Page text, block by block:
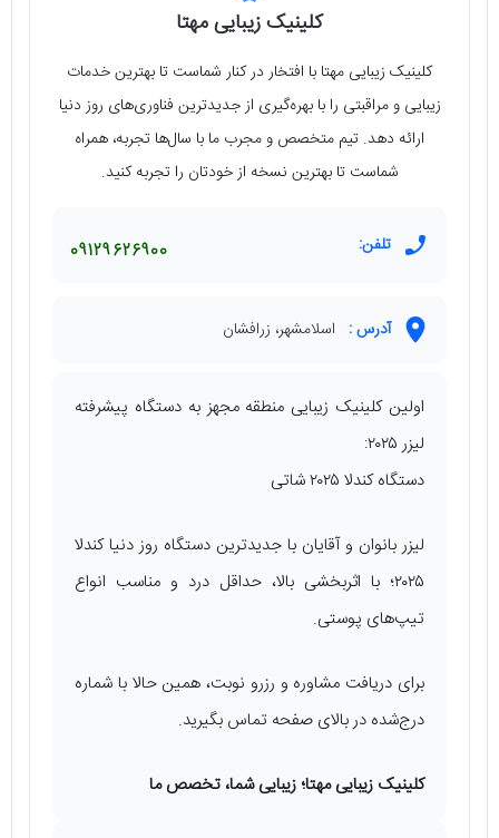
کلینیک زیبایی مهتا
کلینیک زیبایی مهتا با افتخار در کنار شماست تا بهترین خدمات
زیبایی و مراقبتی را با بهره‌گیری از جدیدترین فناوری‌های روز دنیا
ارائه دهد. تیم متخصص و مجرب ما با سال‌ها تجربه، همراه
شماست تا بهترین نسخه از خودتان را تجربه کنید.
تلفن: 09129626900
آدرس : اسلامشهر، زرافشان
اولین کلینیک زیبایی منطقه مجهز به دستگاه پیشرفته
لیزر ۲۰۲۵:
دستگاه کندلا ۲۰۲۵ شاتی
لیزر بانوان و آقایان با جدیدترین دستگاه روز دنیا کندلا
۲۰۲۵؛ با اثربخشی بالا، حداقل درد و مناسب انواع
تیپ‌های پوستی.
برای دریافت مشاوره و رزرو نوبت، همین حالا با شماره
درج‌شده در بالای صفحه تماس بگیرید.
کلینیک زیبایی مهتا؛ زیبایی شما، تخصص ما